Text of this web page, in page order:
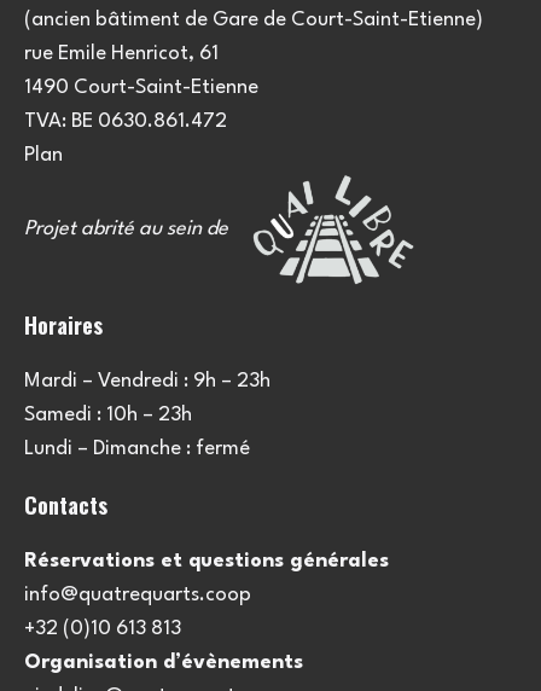
(ancien bâtiment de Gare de Court-Saint-Etienne)
rue Emile Henricot, 61
1490 Court-Saint-Etienne
TVA: BE 0630.861.472
Plan
Projet abrité au sein de
Horaires
Mardi – Vendredi : 9h – 23h
Samedi : 10h – 23h
Lundi – Dimanche : fermé
Contacts
Réservations et questions générales
info@quatrequarts.coop
+32 (0)10 613 813
Organisation d’évènements